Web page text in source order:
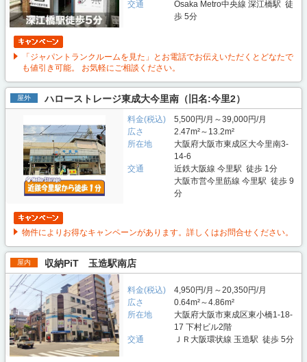
交通
Osaka Metro中央線 深江橋駅 徒
歩 5分
「ジャパントランクルームを見た」とお電話でお伝えいただくとどなたで
も値引き可能。 お気軽にご相談ください。
屋外 ハローストレージ東成大今里南（旧名:今里2）
料金(税込)
5,500円/月～39,000円/月
広さ
2.47m²～13.2m²
所在地
大阪府大阪市東成区大今里南3-
14-6
交通
近鉄大阪線 今里駅 徒歩 1分
大阪市営今里筋線 今里駅 徒歩 9
分
物件によりお得なキャンペーンがあります。詳しくはお問合せください。
屋内 収納PiT 玉造駅南店
料金(税込)
4,950円/月～20,350円/月
広さ
0.64m²～4.86m²
所在地
大阪府大阪市東成区東小橋1-18-
17 下村ビル2階
交通
ＪＲ大阪環状線 玉造駅 徒歩 5分